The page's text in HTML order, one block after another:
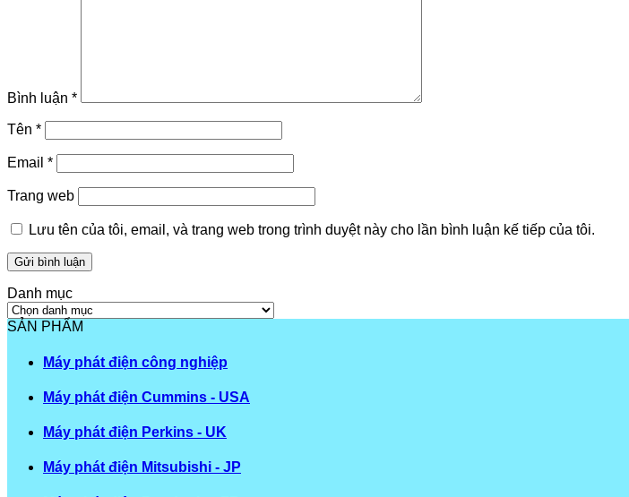
Bình luận *
Tên *
Email *
Trang web
Lưu tên của tôi, email, và trang web trong trình duyệt này cho lần bình luận kế tiếp của tôi.
Danh mục
Danh
mục
SẢN PHẨM
Máy phát điện công nghiệp
Máy phát điện Cummins - USA
Máy phát điện Perkins - UK
Máy phát điện Mitsubishi - JP